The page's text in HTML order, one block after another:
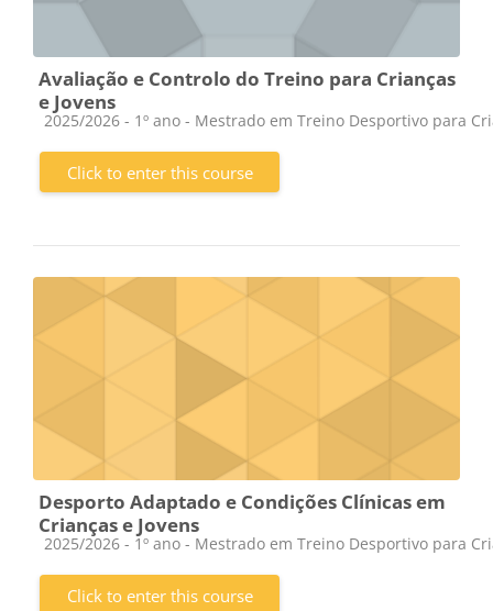
Avaliação e Controlo do Treino para Crianças
e Jovens
Course category
2025/2026 - 1º ano - Mestrado em Treino Desportivo para
Click to enter this course
Desporto Adaptado e Condições Clínicas em
Crianças e Jovens
Course category
2025/2026 - 1º ano - Mestrado em Treino Desportivo para
Click to enter this course